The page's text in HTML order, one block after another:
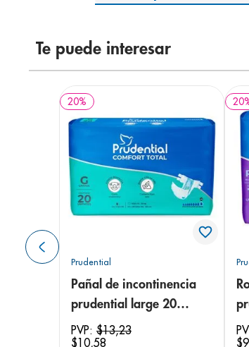
Te puede interesar
20%
Prudential
Pañal de incontinencia
prudential large 20
unidades
PVP: $13,23
$10,58
20
$9